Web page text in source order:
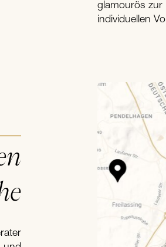
glamourös zur
individuellen